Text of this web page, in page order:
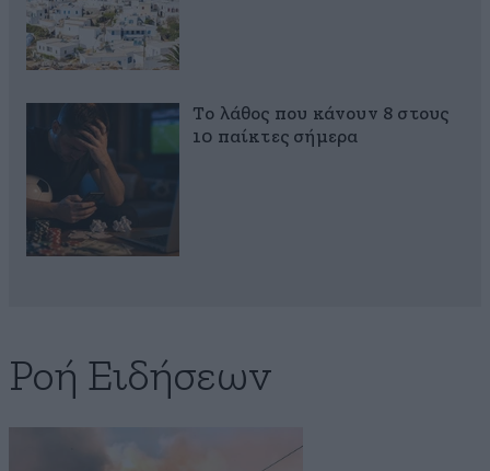
Το λάθος που κάνουν 8 στους
10 παίκτες σήμερα
Ροή Ειδήσεων